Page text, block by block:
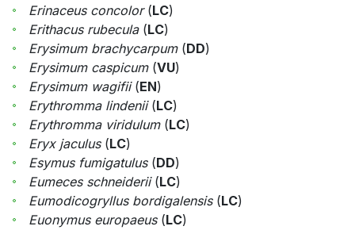
Erinaceus concolor(LC)
Erithacus rubecula(LC)
Erysimum brachycarpum(DD)
Erysimum caspicum(VU)
Erysimum wagifii(EN)
Erythromma lindenii(LC)
Erythromma viridulum(LC)
Eryx jaculus(LC)
Esymus fumigatulus(DD)
Eumeces schneiderii(LC)
Eumodicogryllus bordigalensis(LC)
Euonymus europaeus(LC)